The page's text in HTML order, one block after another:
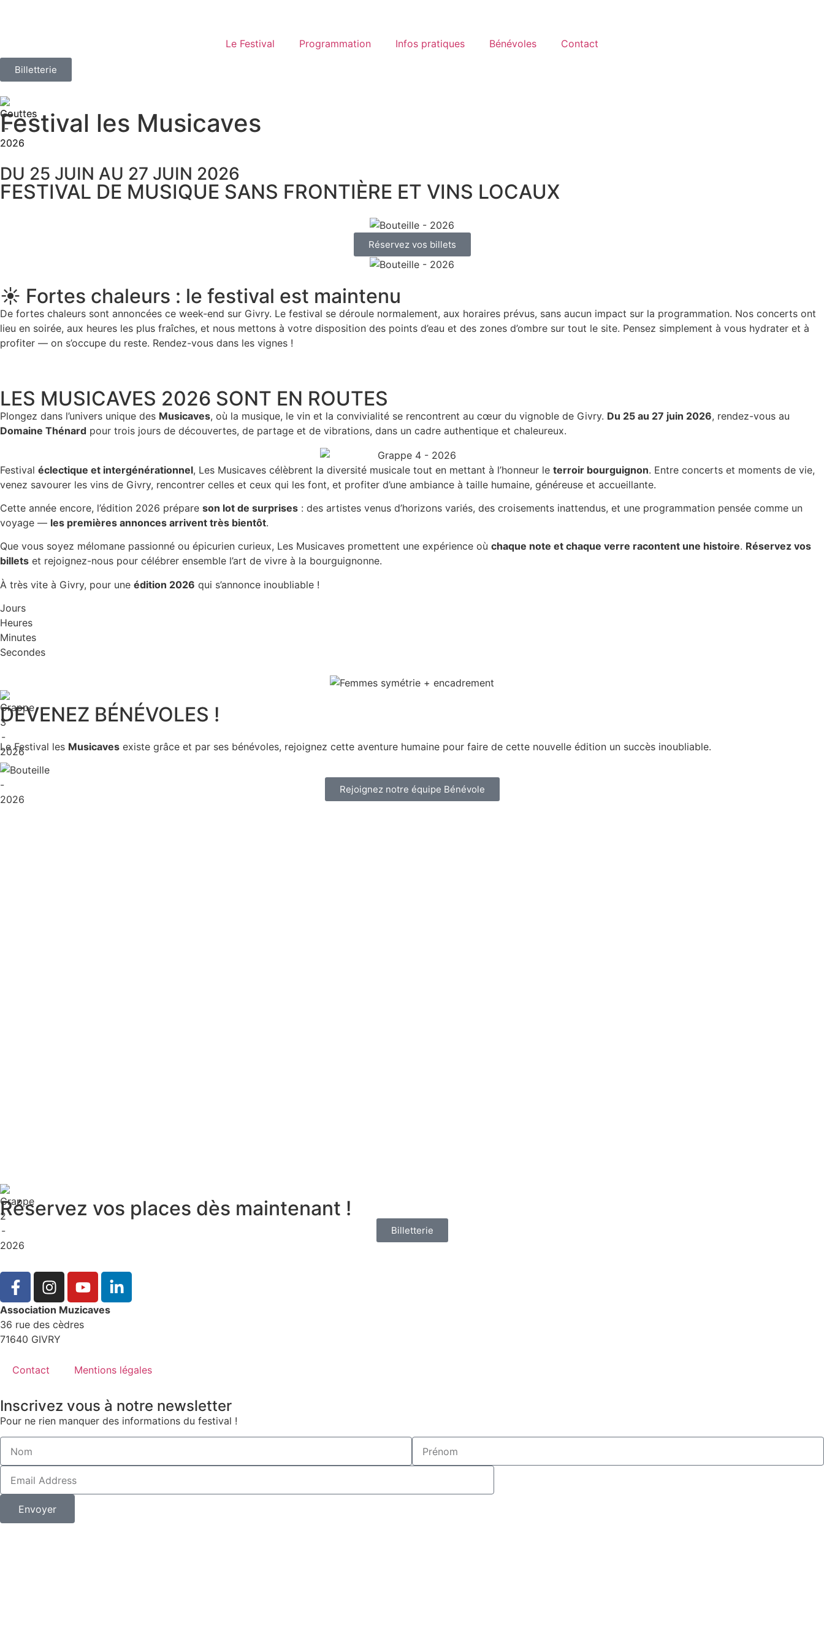
Le Festival Programmation Infos pratiques Bénévoles Contact
Billetterie
Festival les Musicaves
DU 25 JUIN AU 27 JUIN 2026
FESTIVAL DE MUSIQUE SANS FRONTIÈRE ET VINS LOCAUX
Réservez vos billets
☀️ Fortes chaleurs : le festival est maintenu
De fortes chaleurs sont annoncées ce week-end sur Givry. Le festival se déroule normalement, aux horaires prévus, sans aucun impact sur la programmation. Nos concerts ont
lieu en soirée, aux heures les plus fraîches, et nous mettons à votre disposition des points d’eau et des zones d’ombre sur tout le site. Pensez simplement à vous hydrater et à
profiter — on s’occupe du reste. Rendez-vous dans les vignes !
LES MUSICAVES 2026 SONT EN ROUTES
Plongez dans l’univers unique des Musicaves, où la musique, le vin et la convivialité se rencontrent au cœur du vignoble de Givry. Du 25 au 27 juin 2026, rendez-vous au
Domaine Thénard pour trois jours de découvertes, de partage et de vibrations, dans un cadre authentique et chaleureux.
Festival éclectique et intergénérationnel, Les Musicaves célèbrent la diversité musicale tout en mettant à l’honneur le terroir bourguignon. Entre concerts et moments de vie,
venez savourer les vins de Givry, rencontrer celles et ceux qui les font, et profiter d’une ambiance à taille humaine, généreuse et accueillante.
Cette année encore, l’édition 2026 prépare son lot de surprises : des artistes venus d’horizons variés, des croisements inattendus, et une programmation pensée comme un
voyage — les premières annonces arrivent très bientôt.
Que vous soyez mélomane passionné ou épicurien curieux, Les Musicaves promettent une expérience où chaque note et chaque verre racontent une histoire. Réservez vos
billets et rejoignez-nous pour célébrer ensemble l’art de vivre à la bourguignonne.
À très vite à Givry, pour une édition 2026 qui s’annonce inoubliable !
Jours
Heures
Minutes
Secondes
DEVENEZ BÉNÉVOLES !
Le Festival les Musicaves existe grâce et par ses bénévoles, rejoignez cette aventure humaine pour faire de cette nouvelle édition un succès inoubliable.
Rejoignez notre équipe Bénévole
Réservez vos places dès maintenant !
Billetterie
Association Muzicaves
36 rue des cèdres
71640 GIVRY
Contact Mentions légales
Inscrivez vous à notre newsletter
Pour ne rien manquer des informations du festival !
Envoyer